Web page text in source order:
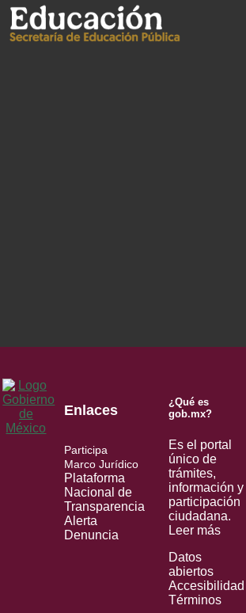
Enlaces
Participa
Marco Jurídico
Plataforma
Nacional de
Transparencia
Alerta
Denuncia
¿Qué es
gob.mx?
Es el portal
único de
trámites,
información y
participación
ciudadana.
Leer más
Datos
abiertos
Accesibilidad
Términos